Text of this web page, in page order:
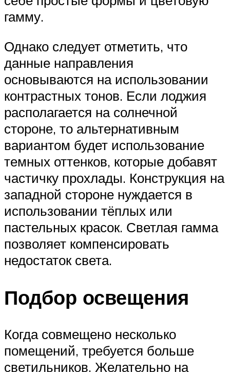
гамму.
Однако следует отметить, что
данные направления
основываются на использовании
контрастных тонов. Если лоджия
располагается на солнечной
стороне, то альтернативным
вариантом будет использование
темных оттенков, которые добавят
частичку прохлады. Конструкция на
западной стороне нуждается в
использовании тёплых или
пастельных красок. Светлая гамма
позволяет компенсировать
недостаток света.
Подбор освещения
Когда совмещено несколько
помещений, требуется больше
светильников. Желательно на